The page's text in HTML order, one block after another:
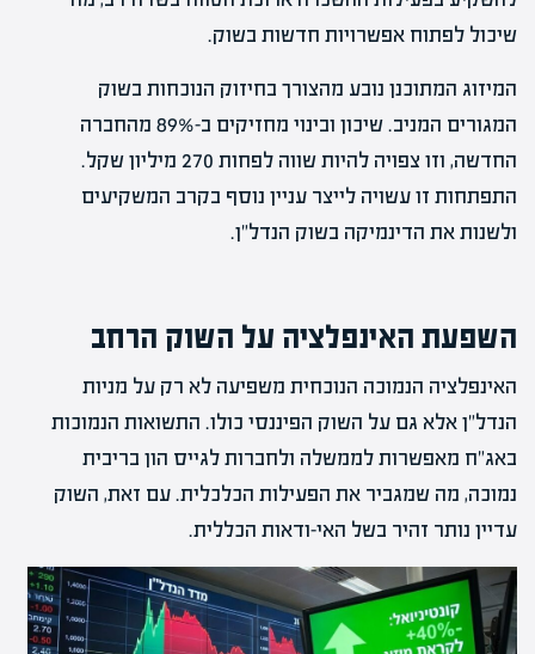
שיכול לפתוח אפשרויות חדשות בשוק.
המיזוג המתוכנן נובע מהצורך בחיזוק הנוכחות בשוק
המגורים המניב. שיכון ובינוי מחזיקים ב-89% מהחברה
החדשה, וזו צפויה להיות שווה לפחות 270 מיליון שקל.
התפתחות זו עשויה לייצר עניין נוסף בקרב המשקיעים
ולשנות את הדינמיקה בשוק הנדל"ן.
השפעת האינפלציה על השוק הרחב
האינפלציה הנמוכה הנוכחית משפיעה לא רק על מניות
הנדל"ן אלא גם על השוק הפיננסי כולו. התשואות הנמוכות
באג"ח מאפשרות לממשלה ולחברות לגייס הון בריבית
נמוכה, מה שמגביר את הפעילות הכלכלית. עם זאת, השוק
עדיין נותר זהיר בשל האי-ודאות הכללית.